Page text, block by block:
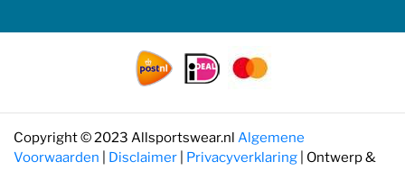
Copyright © 2023 Allsportswear.nl Algemene
Voorwaarden
Disclaimer Privacyverklaring | Ontwerp &